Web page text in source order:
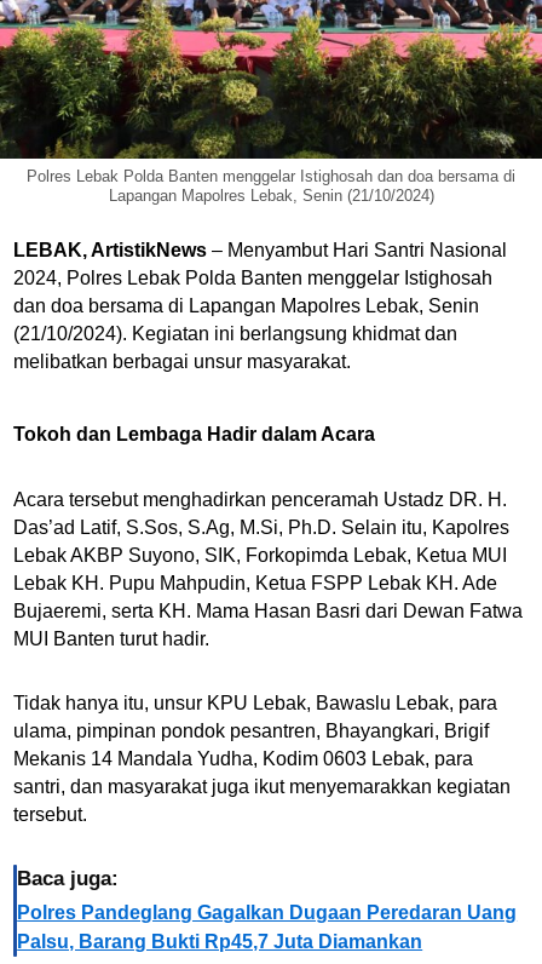
Polres Lebak Polda Banten menggelar Istighosah dan doa bersama di
Lapangan Mapolres Lebak, Senin (21/10/2024)
LEBAK, ArtistikNews – Menyambut Hari Santri Nasional
2024, Polres Lebak Polda Banten menggelar Istighosah
dan doa bersama di Lapangan Mapolres Lebak, Senin
(21/10/2024). Kegiatan ini berlangsung khidmat dan
melibatkan berbagai unsur masyarakat.
Tokoh dan Lembaga Hadir dalam Acara
Acara tersebut menghadirkan penceramah Ustadz DR. H.
Das’ad Latif, S.Sos, S.Ag, M.Si, Ph.D. Selain itu, Kapolres
Lebak AKBP Suyono, SIK, Forkopimda Lebak, Ketua MUI
Lebak KH. Pupu Mahpudin, Ketua FSPP Lebak KH. Ade
Bujaeremi, serta KH. Mama Hasan Basri dari Dewan Fatwa
MUI Banten turut hadir.
Tidak hanya itu, unsur KPU Lebak, Bawaslu Lebak, para
ulama, pimpinan pondok pesantren, Bhayangkari, Brigif
Mekanis 14 Mandala Yudha, Kodim 0603 Lebak, para
santri, dan masyarakat juga ikut menyemarakkan kegiatan
tersebut.
Baca juga:
Polres Pandeglang Gagalkan Dugaan Peredaran Uang
Palsu, Barang Bukti Rp45,7 Juta Diamankan